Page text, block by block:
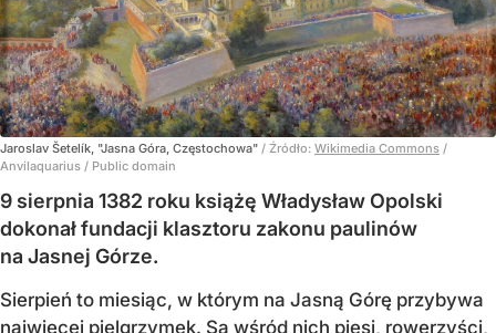
Jaroslav Šetelík, "Jasna Góra, Częstochowa" / Źródło: Wikimedia Commons /
Anvilaquarius / Public domain
9 sierpnia 1382 roku książę Władysław Opolski
dokonał fundacji klasztoru zakonu paulinów
na Jasnej Górze.
Sierpień to miesiąc, w którym na Jasną Górę przybywa
najwięcej pielgrzymek. Są wśród nich piesi, rowerzyści,